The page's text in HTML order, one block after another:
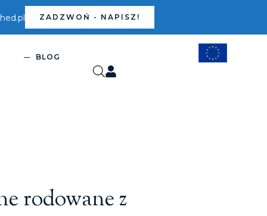
ZADZWOŃ - NAPISZ!
BLOG
rodowane z